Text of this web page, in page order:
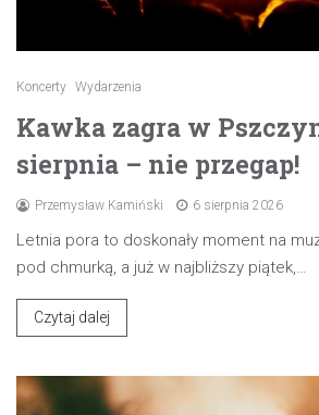
Koncerty Wydarzenia
Kawka zagra w
sierpnia – nie przegap!
Przemysław Kamiński 6 sierpnia 2026
Letnia pora to doskonały moment na
pod chmurką, a już w najbliższy piątek,…
Czytaj dalej